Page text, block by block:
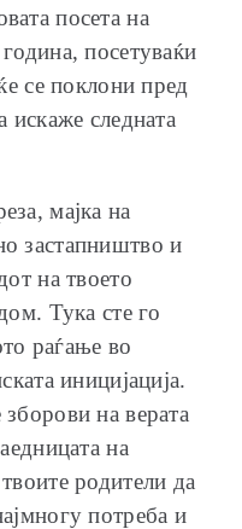
посета на
посетуваќи
се поклони пред
искаже следната
мајка на
застапништво и
на твоето
Тука сте го
раѓање во
иницијација.
на верата
на
родители да
потреба и